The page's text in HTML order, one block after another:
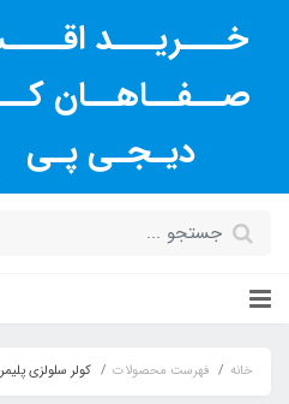
خـــریـــد
صــفــاهــان
دیـجـی پـی
خانه فهرست محصولات کولر سلولزی پلیمری 9000